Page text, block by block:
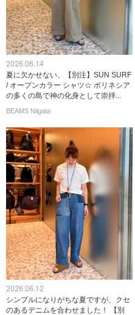
2026.06.14
夏に欠かせない、【別注】SUN SURF
/ オープンカラー シャツ☆ ポリネシア
の多くの島で神の化身として崇拝...
BEAMS Niigata
2026.06.12
シンプルになりがちな夏ですが、クセ
のあるデニムを合わせました！ 【別